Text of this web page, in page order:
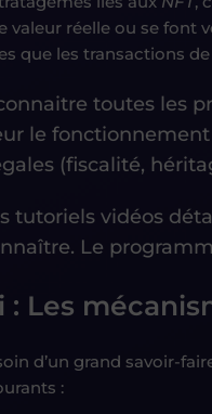
valeur réelle ou se font
que les transactions
toutes les
le
(fiscalité,
vidéos
Le
: Les
d’un grand savoir-
: